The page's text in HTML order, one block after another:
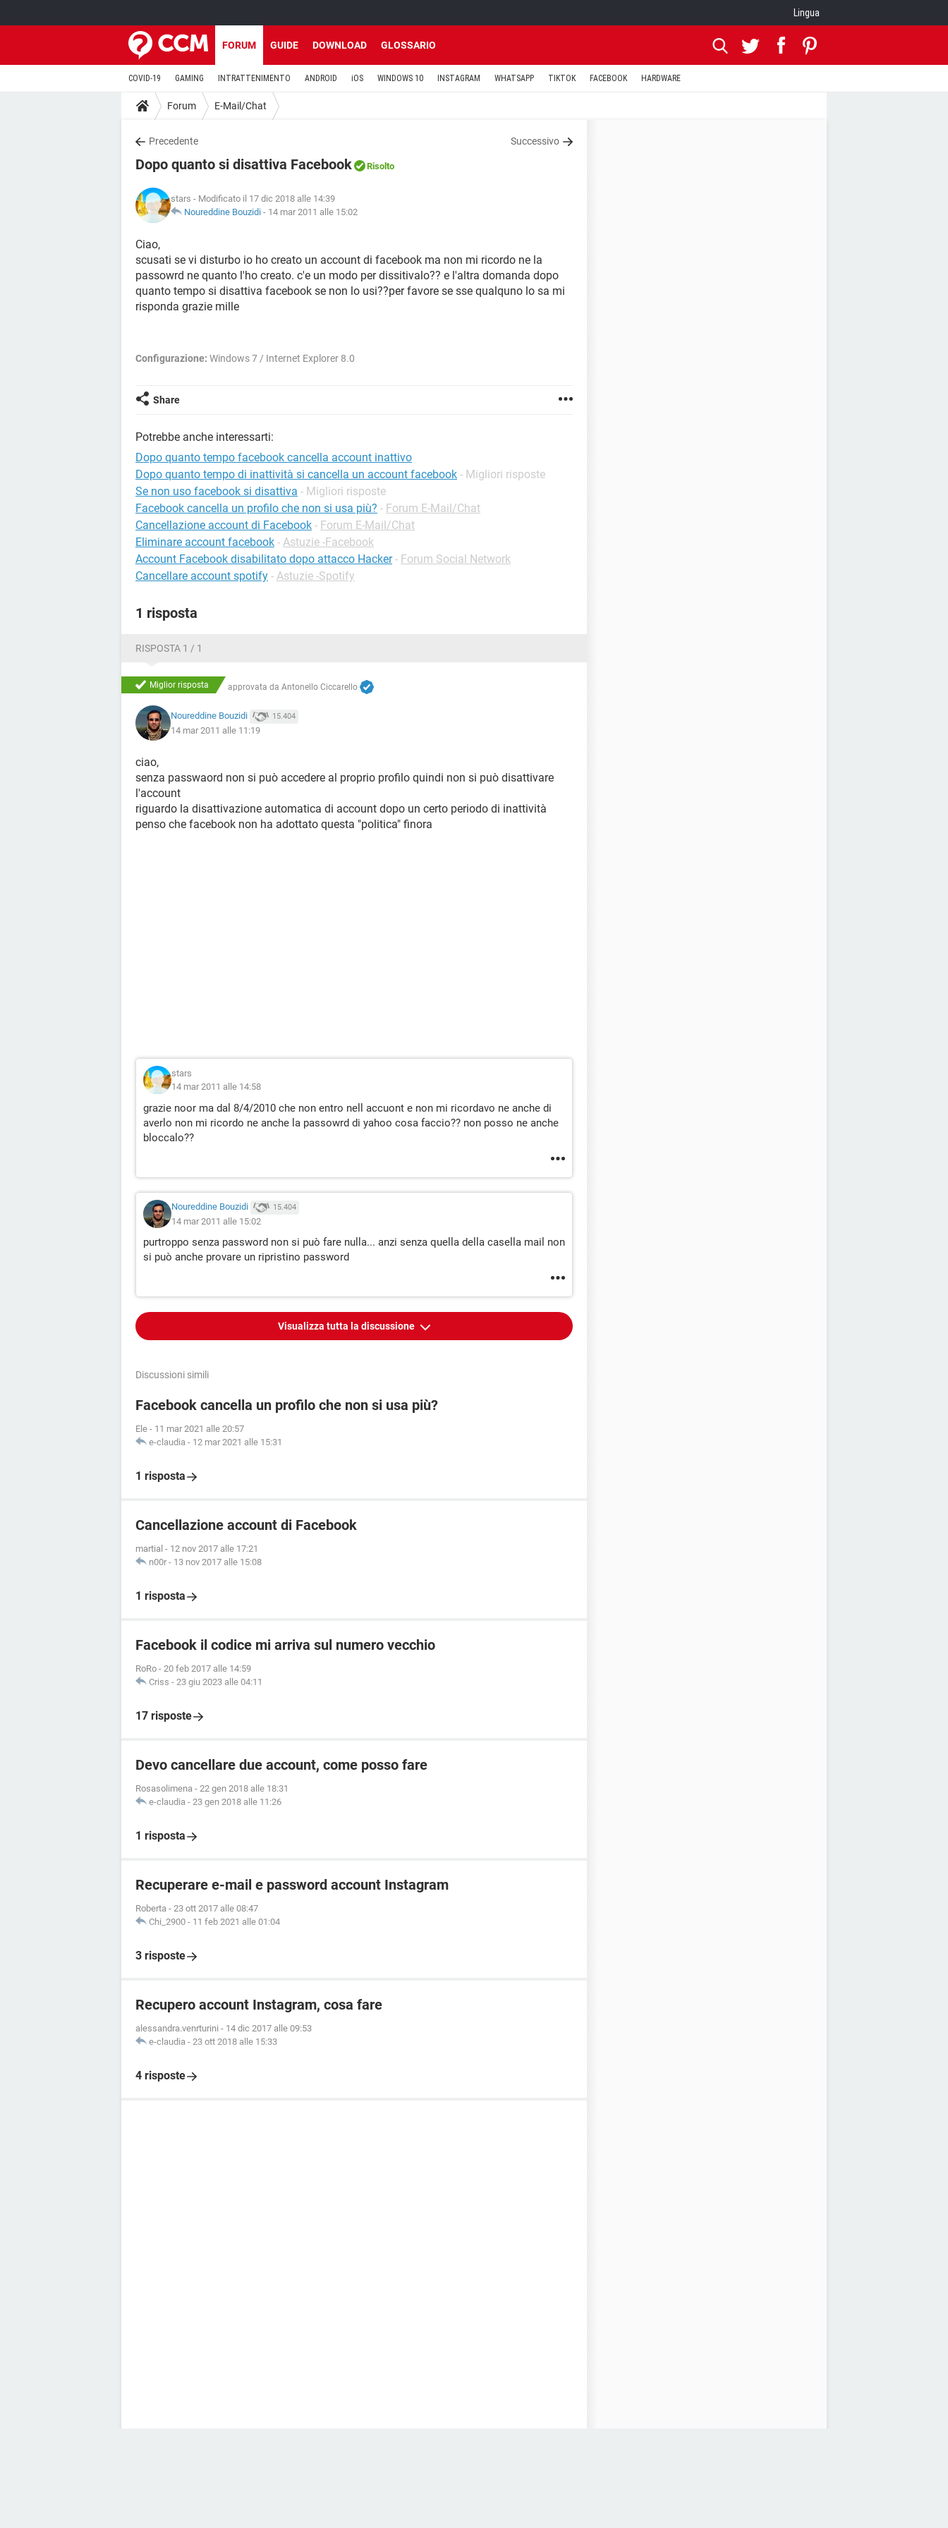
Lingua
FORUM GUIDE DOWNLOAD GLOSSARIO
COVID-19 GAMING INTRATTENIMENTO ANDROID iOS WINDOWS 10 INSTAGRAM WHATSAPP TIKTOK FACEBOOK HARDWARE
Forum E-Mail/Chat
Precedente Successivo
Dopo quanto si disattiva Facebook Risolto
stars - Modificato il 17 dic 2018 alle 14:39
Noureddine Bouzidi - 14 mar 2011 alle 15:02
Ciao,
scusati se vi disturbo io ho creato un account di facebook ma non mi ricordo ne la
passowrd ne quanto l'ho creato. c'e un modo per dissitivalo?? e l'altra domanda dopo
quanto tempo si disattiva facebook se non lo usi??per favore se sse qualquno lo sa mi
risponda grazie mille
Configurazione: Windows 7 / Internet Explorer 8.0
Share
Potrebbe anche interessarti:
Dopo quanto tempo facebook cancella account inattivo
Dopo quanto tempo di inattività si cancella un account facebook - Migliori risposte
Se non uso facebook si disattiva - Migliori risposte
Facebook cancella un profilo che non si usa più? - Forum E-Mail/Chat
Cancellazione account di Facebook - Forum E-Mail/Chat
Eliminare account facebook - Astuzie -Facebook
Account Facebook disabilitato dopo attacco Hacker - Forum Social Network
Cancellare account spotify - Astuzie -Spotify
1 risposta
RISPOSTA 1 / 1
Miglior risposta approvata da Antonello Ciccarello
Noureddine Bouzidi 15.404
14 mar 2011 alle 11:19
ciao,
senza passwaord non si può accedere al proprio profilo quindi non si può disattivare
l'account
riguardo la disattivazione automatica di account dopo un certo periodo di inattività
penso che facebook non ha adottato questa "politica" finora
stars
14 mar 2011 alle 14:58
grazie noor ma dal 8/4/2010 che non entro nell accuont e non mi ricordavo ne anche di
averlo non mi ricordo ne anche la passowrd di yahoo cosa faccio?? non posso ne anche
bloccalo??
Noureddine Bouzidi 15.404
14 mar 2011 alle 15:02
purtroppo senza password non si può fare nulla... anzi senza quella della casella mail non
si può anche provare un ripristino password
Visualizza tutta la discussione
Discussioni simili
Facebook cancella un profilo che non si usa più?
Ele - 11 mar 2021 alle 20:57
e-claudia - 12 mar 2021 alle 15:31
1 risposta
Cancellazione account di Facebook
martial - 12 nov 2017 alle 17:21
n00r - 13 nov 2017 alle 15:08
1 risposta
Facebook il codice mi arriva sul numero vecchio
RoRo - 20 feb 2017 alle 14:59
Criss - 23 giu 2023 alle 04:11
17 risposte
Devo cancellare due account, come posso fare
Rosasolimena - 22 gen 2018 alle 18:31
e-claudia - 23 gen 2018 alle 11:26
1 risposta
Recuperare e-mail e password account Instagram
Roberta - 23 ott 2017 alle 08:47
Chi_2900 - 11 feb 2021 alle 01:04
3 risposte
Recupero account Instagram, cosa fare
alessandra.venrturini - 14 dic 2017 alle 09:53
e-claudia - 23 ott 2018 alle 15:33
4 risposte